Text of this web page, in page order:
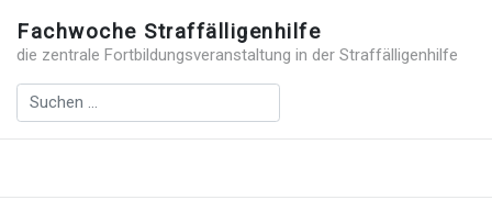
Fachwoche Straffälligenhilfe
die zentrale Fortbildungsveranstaltung in der Straffälligenhilfe